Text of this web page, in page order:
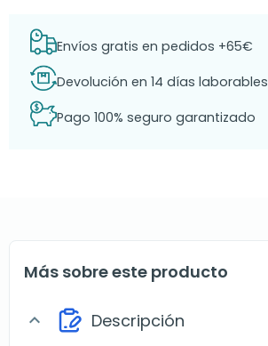
Envíos gratis en pedidos +65€
Devolución en 14 días laborables
Pago 100% seguro garantizado
Más sobre este producto
expand_more Descripción